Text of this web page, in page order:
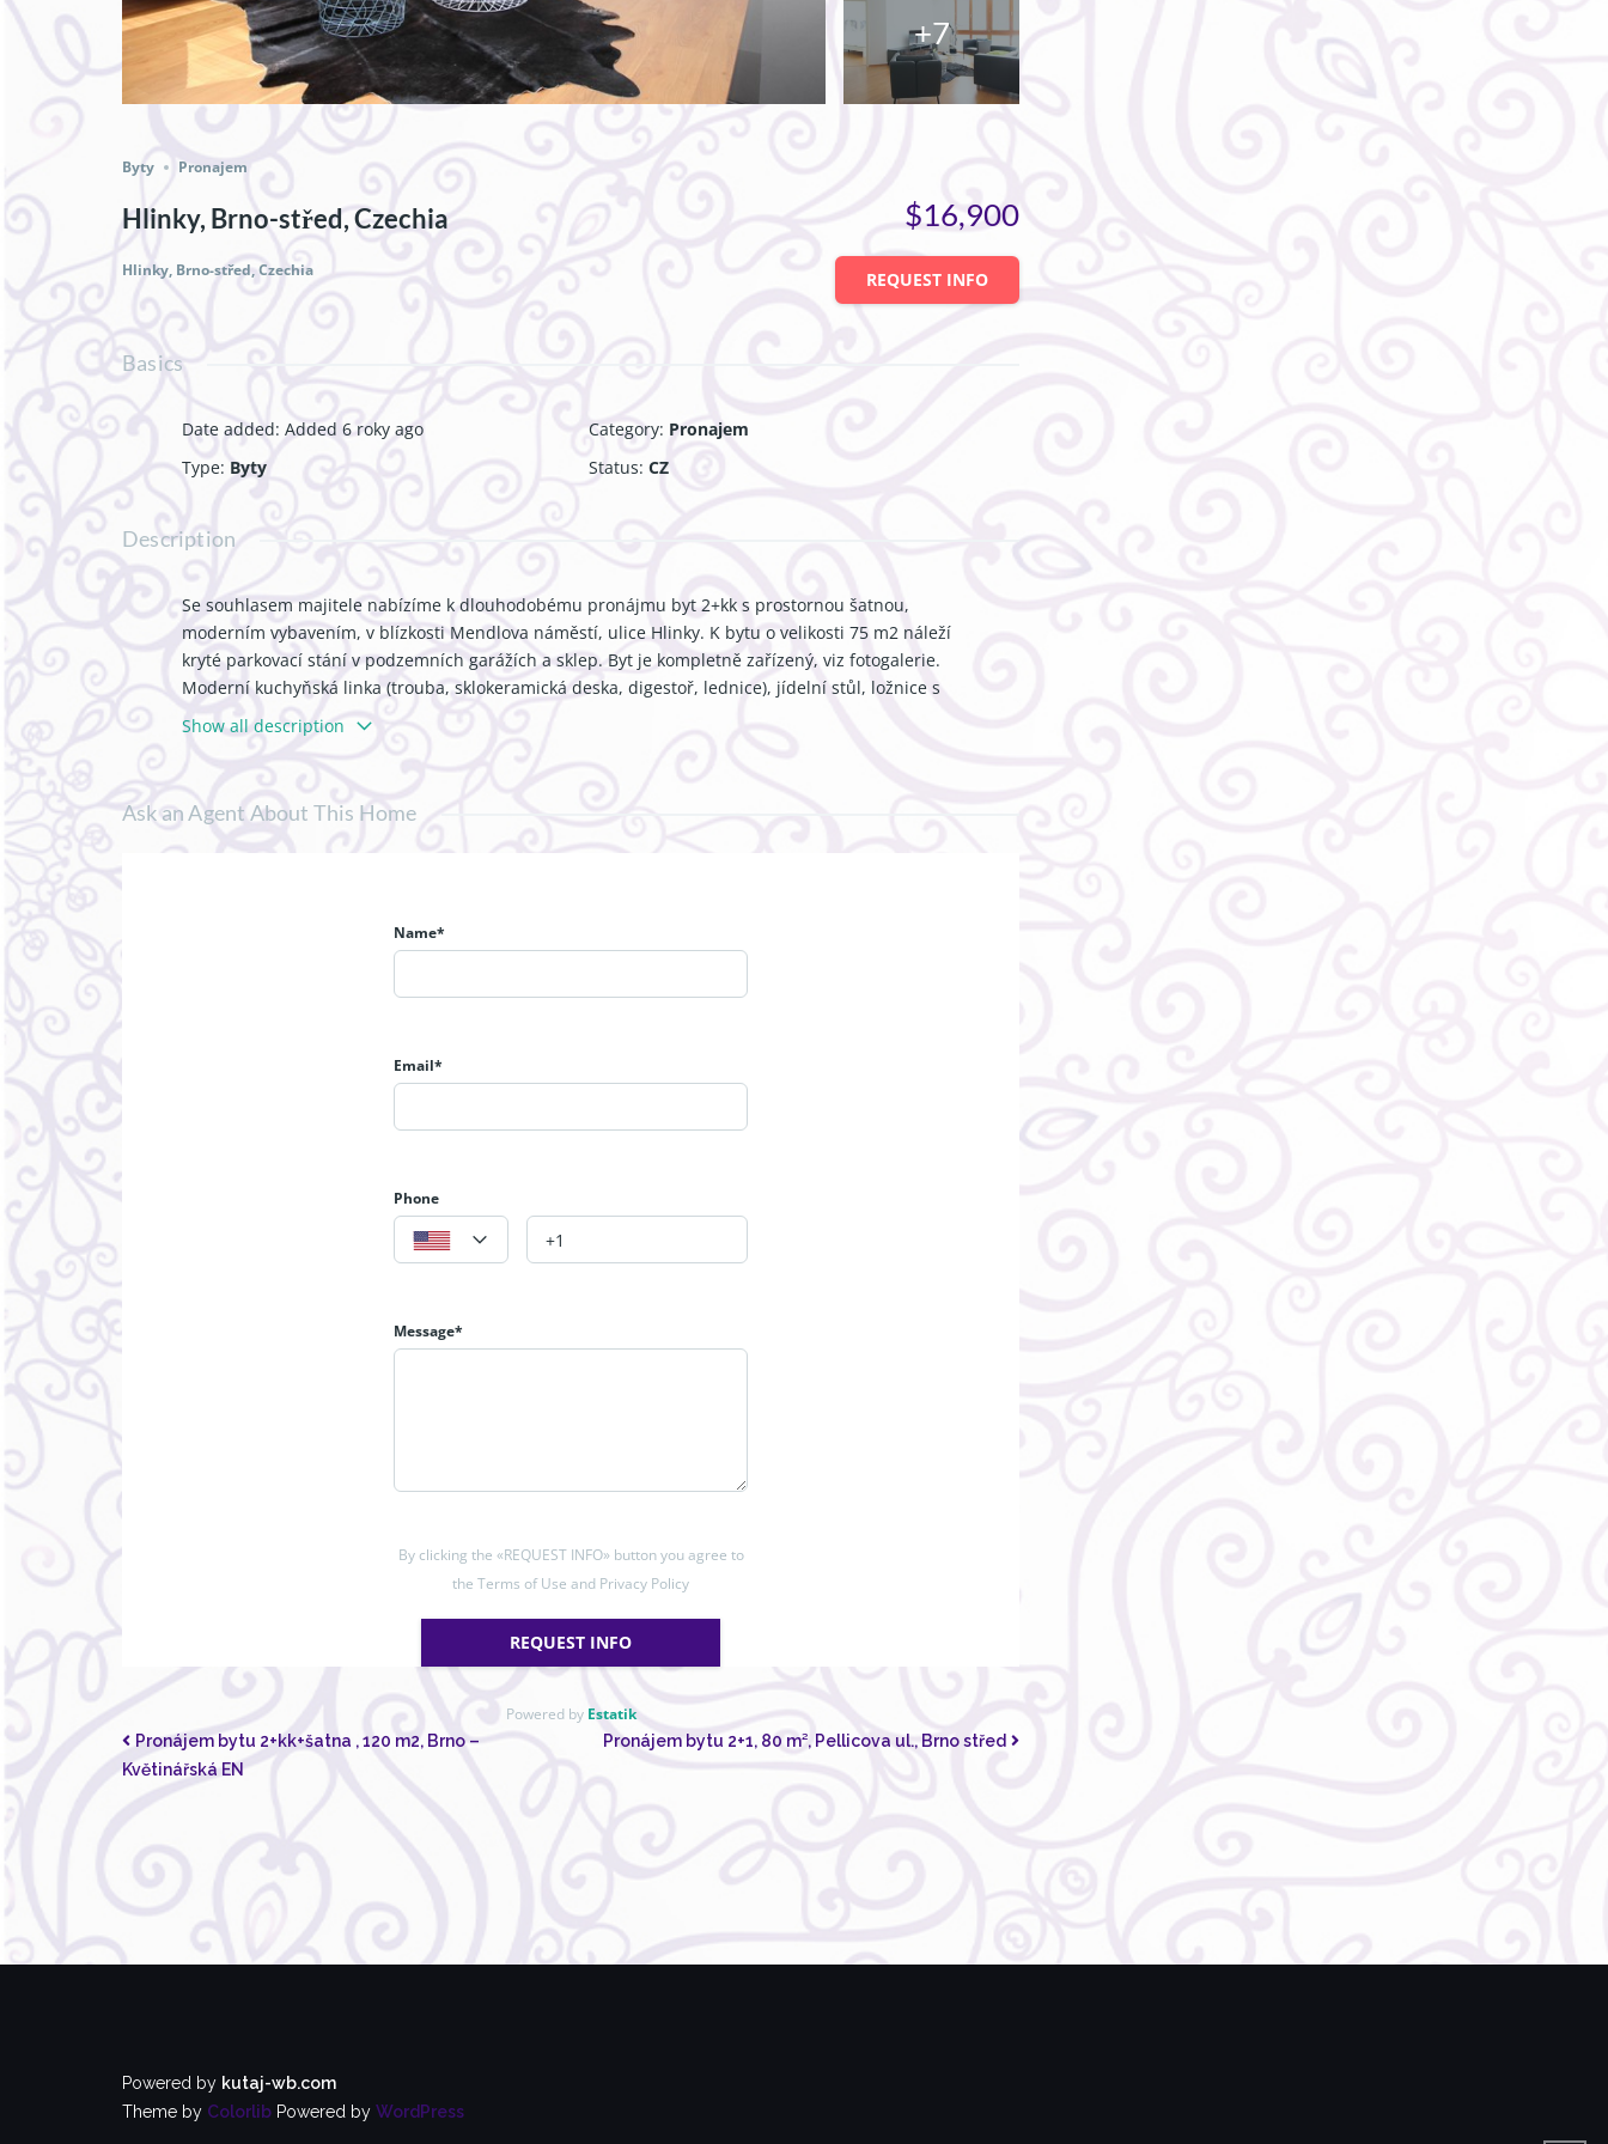
+7
Byty Pronajem
Hlinky, Brno-střed, Czechia
Hlinky, Brno-střed, Czechia
$16,900
REQUEST INFO
Basics
Date added: Added 6 roky ago Category: Pronajem
Type: Byty Status: CZ
Description
Se souhlasem majitele nabízíme k dlouhodobému pronájmu byt 2+kk s prostornou šatnou,
moderním vybavením, v blízkosti Mendlova náměstí, ulice Hlinky. K bytu o velikosti 75 m2 náleží
kryté parkovací stání v podzemních garážích a sklep. Byt je kompletně zařízený, viz fotogalerie.
Moderní kuchyňská linka (trouba, sklokeramická deska, digestoř, lednice), jídelní stůl, ložnice s
manželským lůžkem a šatní skříní, obývací pokoj, praktická šatna, prostorná chodba, koupelna s
vanou a toaleta samostatně oddělená. V pátém patře je k dispozici okrasná zahrada s možností
posezení a nádherným výhledem na centrum města. Hned naproti bytu je velmi prostorná
komora/sklep. V blízkosti bytu kompletní občanská vybavenost a dopravní dostupnost. Možnost
připojení na internet a kabelovou televizi. Průkaz energetické náročnosti nebyl dosud předložen,
proto uvádíme třídu G, nízké měsíční náklady. Volné od ledna 2021, prohlídky po domluvě s
Show all description
Ask an Agent About This Home
Name*
Email*
Phone
Message*
By clicking the «REQUEST INFO» button you agree to
the Terms of Use and Privacy Policy
REQUEST INFO
Powered by Estatik
Pronájem bytu 2+kk+šatna , 120 m2, Brno –
Květinářská EN
Pronájem bytu 2+1, 80 m², Pellicova ul., Brno střed
Powered by kutaj-wb.com
Theme by Colorlib Powered by WordPress